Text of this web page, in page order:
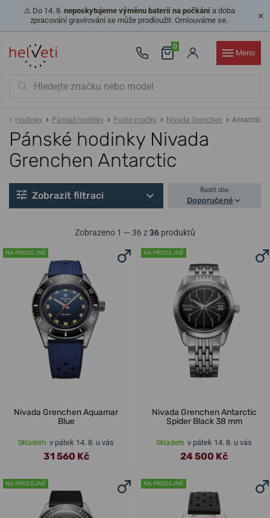
⚠️ Do 14. 8. neposkytujeme výměnu baterií na počkánía doba
zpracování gravírování se může prodloužit. Omlouváme se.
0
Menu
Hodinky Pánské hodinky Podle značky Nivada Grenchen Antarctic
Pánské hodinky Nivada
Grenchen Antarctic
Zobrazit filtraci Řadit dle:
Doporučené
Zobrazeno 1 — 36 z36 produktů
NA PRODEJNĚ
Nivada Grenchen Aquamar
Blue
Skladem v pátek 14. 8. u vás
31 560 Kč
NA PRODEJNĚ
Nivada Grenchen Antarctic
Spider Black 38 mm
Skladem v pátek 14. 8. u vás
24 500 Kč
NA PRODEJNĚ NA PRODEJNĚ